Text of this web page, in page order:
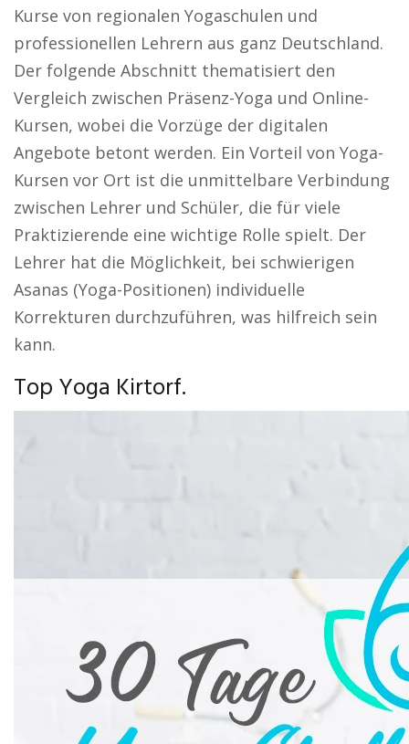
Kurse von regionalen Yogaschulen und
professionellen Lehrern aus ganz Deutschland.
Der folgende Abschnitt thematisiert den
Vergleich zwischen Präsenz-Yoga und Online-
Kursen, wobei die Vorzüge der digitalen
Angebote betont werden. Ein Vorteil von Yoga-
Kursen vor Ort ist die unmittelbare Verbindung
zwischen Lehrer und Schüler, die für viele
Praktizierende eine wichtige Rolle spielt. Der
Lehrer hat die Möglichkeit, bei schwierigen
Asanas (Yoga-Positionen) individuelle
Korrekturen durchzuführen, was hilfreich sein
kann.
Top Yoga Kirtorf.